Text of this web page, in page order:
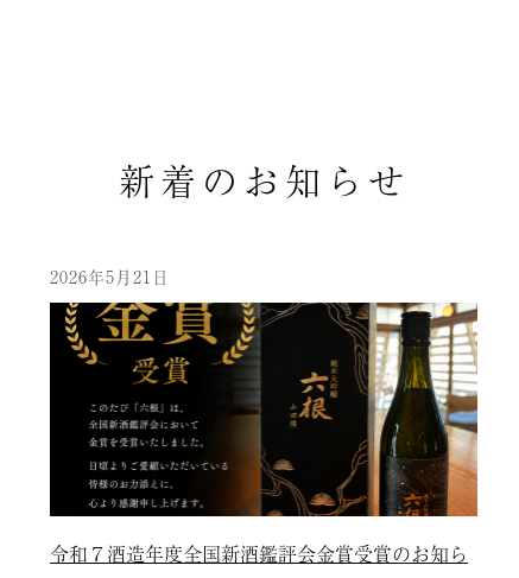
新着のお知らせ
2026年5月21日
令和７酒造年度全国新酒鑑評会金賞受賞のお知ら